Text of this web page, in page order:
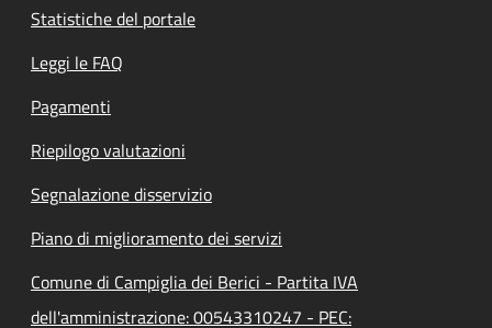
Statistiche del portale
Leggi le FAQ
Pagamenti
Riepilogo valutazioni
Segnalazione disservizio
Piano di miglioramento dei servizi
Comune di Campiglia dei Berici - Partita IVA
dell'amministrazione: 00543310247 - PEC: